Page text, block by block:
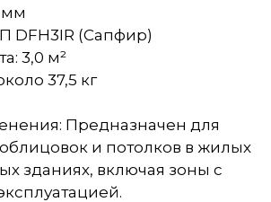
мм
DFH3IR (Сапфир)
3,0 м²
37,5 кг
Предназначен для
и потолков в жилых
зданиях, включая зоны с